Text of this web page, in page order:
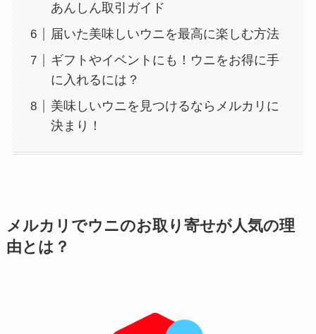
あんしん取引ガイド
届いた美味しいウニを最高に楽しむ方法
ギフトやイベントにも！ウニをお得に手
に入れるには？
美味しいウニを見つけるならメルカリに
決まり！
メルカリでウニのお取り寄せが人気の理
由とは？